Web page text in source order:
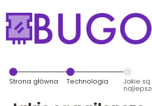
Strona główna Technologia Jakie są
programy